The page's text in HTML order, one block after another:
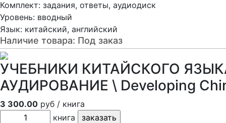
Комплект: задания, ответы, аудиодиск
Уровень: вводный
Язык: китайский, английский
Наличие товара: Под заказ
УЧЕБНИКИ КИТАЙСКОГО
АУДИРОВАНИЕ \ Developing
3 300.00 руб / книга
книга